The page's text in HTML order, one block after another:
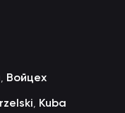
Войцех
Kuba